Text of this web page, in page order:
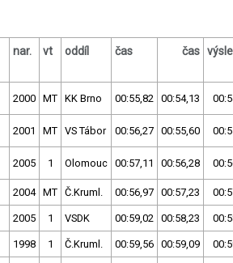
nar. vt oddíl čas čas
2000 MT KK Brno 00:55,82 00:54,13
2001 MT VS Tábor 00:56,27 00:55,60
2005 1 Olomouc 00:57,11 00:56,28
2004 MT Č.Kruml. 00:56,97 00:57,23
2005 1 VSDK 00:59,02 00:58,23
1998 1 Č.Kruml. 00:59,56 00:59,09